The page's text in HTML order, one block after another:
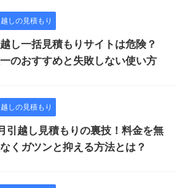
しの見積もり
し一括見積もりサイトは危険？
のおすすめと失敗しない使い方
しの見積もり
引越し見積もりの裏技！料金を無
くガツンと抑える方法とは？